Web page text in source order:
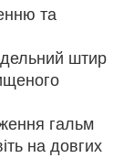
та
штир
гальм
на довгих